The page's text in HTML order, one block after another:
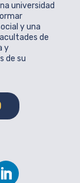
universidad
y una
de
y
de su